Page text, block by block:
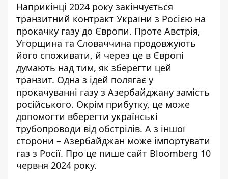
Наприкінці 2024 року закінчується
транзитний контракт України з Росією на
прокачку газу до Європи. Проте Австрія,
Угорщина та Словаччина продовжують
його споживати, й через це в Європі
думають над тим, як зберегти цей
транзит. Одна з ідей полягає у
прокачуванні газу з Азербайджану замість
російського. Окрім прибутку, це може
допомогти вберегти українські
трубопроводи від обстрілів. А з іншої
сторони – Азербайджан може імпортувати
газ з Росії. Про це пише сайт Bloomberg 10
червня 2024 року.